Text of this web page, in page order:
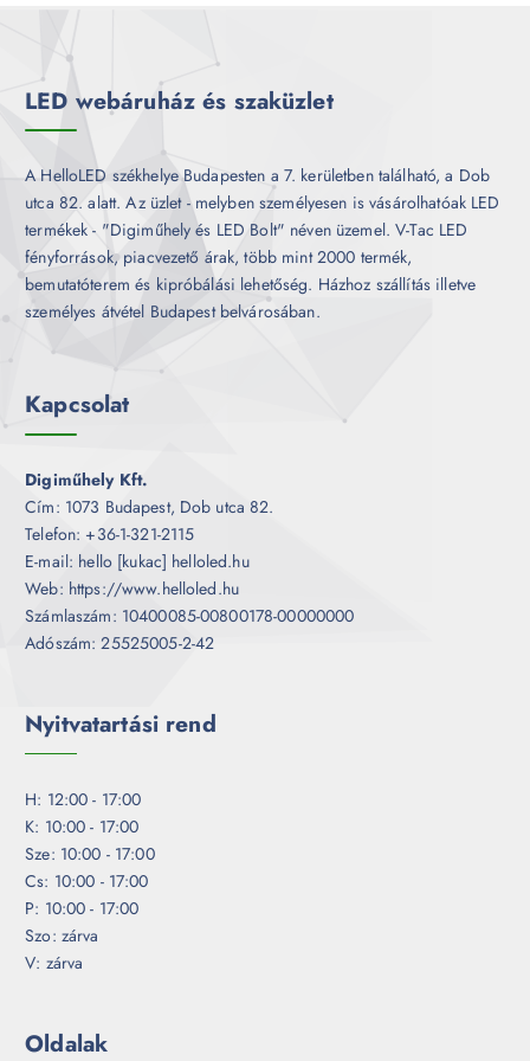
LED webáruház és szaküzlet
A HelloLED székhelye Budapesten a 7. kerületben található, a Dob
utca 82. alatt. Az üzlet - melyben személyesen is vásárolhatóak LED
termékek - "Digiműhely és LED Bolt" néven üzemel. V-Tac LED
fényforrások, piacvezető árak, több mint 2000 termék,
bemutatóterem és kipróbálási lehetőség. Házhoz szállítás illetve
személyes átvétel Budapest belvárosában.
Kapcsolat
Digiműhely Kft.
Cím: 1073 Budapest, Dob utca 82.
Telefon: +36-1-321-2115
E-mail: hello [kukac] helloled.hu
Web: https://www.helloled.hu
Számlaszám: 10400085-00800178-00000000
Adószám: 25525005-2-42
Nyitvatartási rend
H: 12:00 - 17:00
K: 10:00 - 17:00
Sze: 10:00 - 17:00
Cs: 10:00 - 17:00
P: 10:00 - 17:00
Szo: zárva
V: zárva
Oldalak